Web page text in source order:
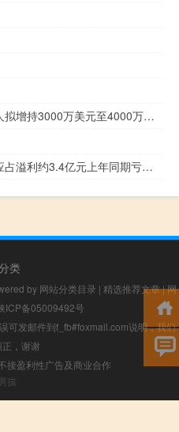
鄂尔多斯：控股股东一致行动人拟增持3000万美元至4000万美元公司B股股份
融创服务：上半年公司拥有人应占溢利约3.4亿元上年同期亏损约7.51亿元
类
by 网站分类目录 | 精选推荐文章|网
ICP备05009492号
可发邮件到f_fb#foxmail.com说明，我们
，谢谢
接盈利性广告及商业合作
孩